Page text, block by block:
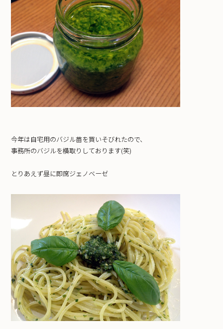
今年は自宅用のバジル苗を買いそびれたので、
事務所のバジルを横取りしております(笑)
とりあえず昼に即席ジェノベーゼ